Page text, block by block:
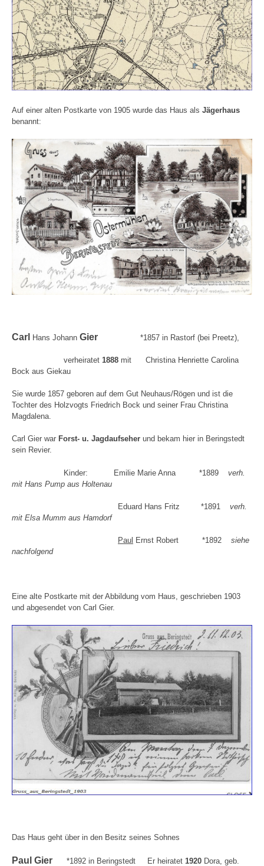
Auf einer alten Postkarte von 1905 wurde das Haus als Jägerhaus
benannt:
Carl Hans Johann Gier *1857 in Rastorf (bei Preetz),
verheiratet 1888 mit Christina Henriette Carolina
Bock aus Giekau
Sie wurde 1857 geboren auf dem Gut Neuhaus/Rögen und ist die
Tochter des Holzvogts Friedrich Bock und seiner Frau Christina
Magdalena.
Carl Gier war Forst- u. Jagdaufseher und bekam hier in Beringstedt
sein Revier.
Kinder: Emilie Marie Anna *1889 verh.
mit Hans Pump aus Holtenau
Eduard Hans Fritz *1891 verh.
mit Elsa Mumm aus Hamdorf
Paul Ernst Robert *1892 siehe
nachfolgend
Eine alte Postkarte mit der Abbildung vom Haus, geschrieben 1903
und abgesendet von Carl Gier.
Das Haus geht über in den Besitz seines Sohnes
Paul Gier *1892 in Beringstedt Er heiratet 1920 Dora, geb.